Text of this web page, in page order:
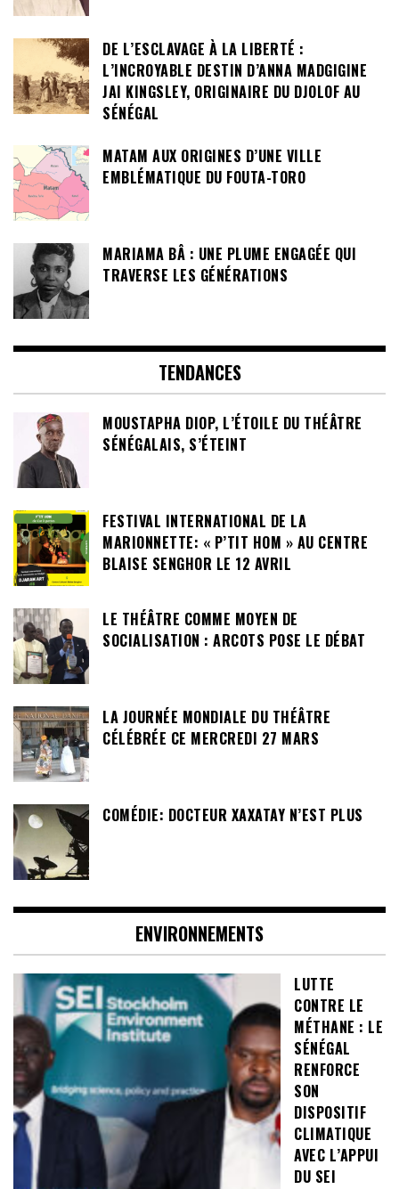
DE L’ESCLAVAGE À LA LIBERTÉ :
L’INCROYABLE DESTIN D’ANNA MADGIGINE
JAI KINGSLEY, ORIGINAIRE DU DJOLOF AU
SÉNÉGAL
MATAM AUX ORIGINES D’UNE VILLE
EMBLÉMATIQUE DU FOUTA-TORO
MARIAMA BÂ : UNE PLUME ENGAGÉE QUI
TRAVERSE LES GÉNÉRATIONS
TENDANCES
MOUSTAPHA DIOP, L’ÉTOILE DU THÉÂTRE
SÉNÉGALAIS, S’ÉTEINT
FESTIVAL INTERNATIONAL DE LA
MARIONNETTE: « P’TIT HOM » AU CENTRE
BLAISE SENGHOR LE 12 AVRIL
LE THÉÂTRE COMME MOYEN DE
SOCIALISATION : ARCOTS POSE LE DÉBAT
LA JOURNÉE MONDIALE DU THÉÂTRE
CÉLÉBRÉE CE MERCREDI 27 MARS
COMÉDIE: DOCTEUR XAXATAY N’EST PLUS
ENVIRONNEMENTS
LUTTE
CONTRE LE
MÉTHANE : LE
SÉNÉGAL
RENFORCE
SON
DISPOSITIF
CLIMATIQUE
AVEC L’APPUI
DU SEI